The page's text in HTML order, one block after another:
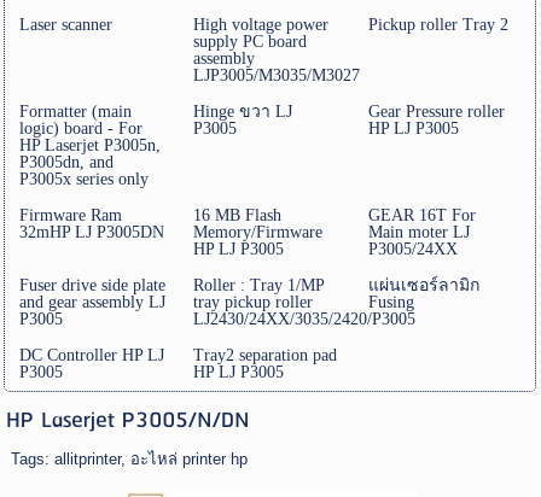
Laser scanner
High voltage power
supply PC board
assembly
LJP3005/M3035/M3027
Pickup roller Tray 2
Formatter (main
logic) board - For
HP Laserjet P3005n,
P3005dn, and
P3005x series only
Hinge ขวา LJ
P3005
Gear Pressure roller
HP LJ P3005
Firmware Ram
32mHP LJ P3005DN
16 MB Flash
Memory/Firmware
HP LJ P3005
GEAR 16T For
Main moter LJ
P3005/24XX
Fuser drive side plate
and gear assembly LJ
P3005
Roller : Tray 1/MP
tray pickup roller
LJ2430/24XX/3035/2420/P3005
แผ่นเซอร์ลามิก
Fusing
DC Controller HP LJ
P3005
Tray2 separation pad
HP LJ P3005
HP Laserjet P3005/N/DN
Tags: allitprinter, อะไหล่ printer hp